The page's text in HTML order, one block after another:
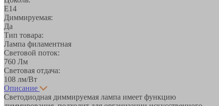
E14
Диммируемая:
Да
Тип товара:
Лампа филаментная
Световой поток:
760 Лм
Световая отдача:
108 лм/Вт
Описание
Светодиодная диммируемая лампа имеет функцию